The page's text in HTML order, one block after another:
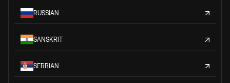
RUSSIAN
SANSKRIT
SERBIAN